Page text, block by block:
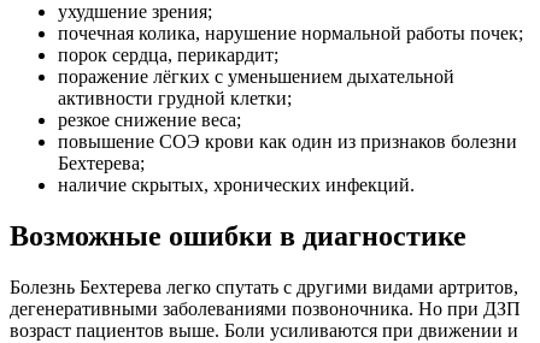
ухудшение зрения;
почечная колика, нарушение нормальной работы почек;
порок сердца, перикардит;
поражение лёгких с уменьшением дыхательной
активности грудной клетки;
резкое снижение веса;
повышение СОЭ крови как один из признаков болезни
Бехтерева;
наличие скрытых, хронических инфекций.
Возможные ошибки в диагностике
Болезнь Бехтерева легко спутать с другими видами артритов,
дегенеративными заболеваниями позвоночника. Но при ДЗП
возраст пациентов выше. Боли усиливаются при движении и